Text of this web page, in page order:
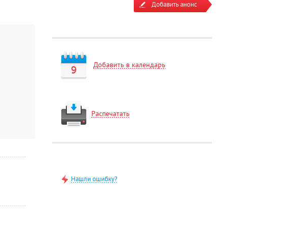
Добавить анонс
9 Добавить в календарь
Распечатать
Нашли ошибку?